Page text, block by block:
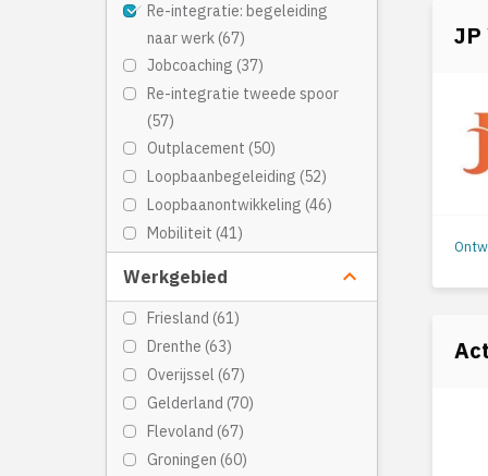
Re-integratie: begeleiding
naar werk (67)
Jobcoaching (37)
Re-integratie tweede spoor
(57)
Outplacement (50)
Loopbaanbegeleiding (52)
Loopbaanontwikkeling (46)
Mobiliteit (41)
Werkgebied keyboard_arrow_down
Friesland (61)
Drenthe (63)
Overijssel (67)
Gelderland (70)
Flevoland (67)
Groningen (60)
JP